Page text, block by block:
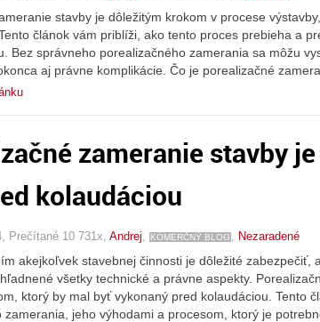
stavby je dôležitým krokom v procese
článok vám priblíži, ako tento proces prebieha a
Bez správneho porealizačného zamerania sa môžu
aj právne komplikácie. Čo je porealizačné
zameranie stavby
kolaudáciou
Prečítané 10 731x, Andrej KOMERČNÝ BLOG Nezaradené
akejkoľvek stavebnej činnosti je dôležité zabezpečiť,
všetky technické a právne aspekty.
ktorý by mal byť vykonaný pred kolaudáciou. Tento
zamerania, jeho výhodami a procesom, ktorý je